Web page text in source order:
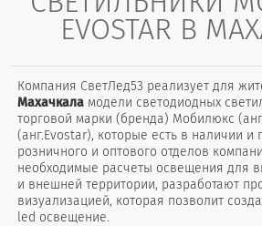
EVOSTAR В
Компания СветЛед53 реализует для
Махачкаламодели светодиодных
торговой марки (бренда) Мобилюкс
(анг.Evostar), которые есть в наличии и
розничного и оптового отделов
необходимые расчеты освещения для
и внешней территории, разработают
визуализацией, которая позволит
led освещение.